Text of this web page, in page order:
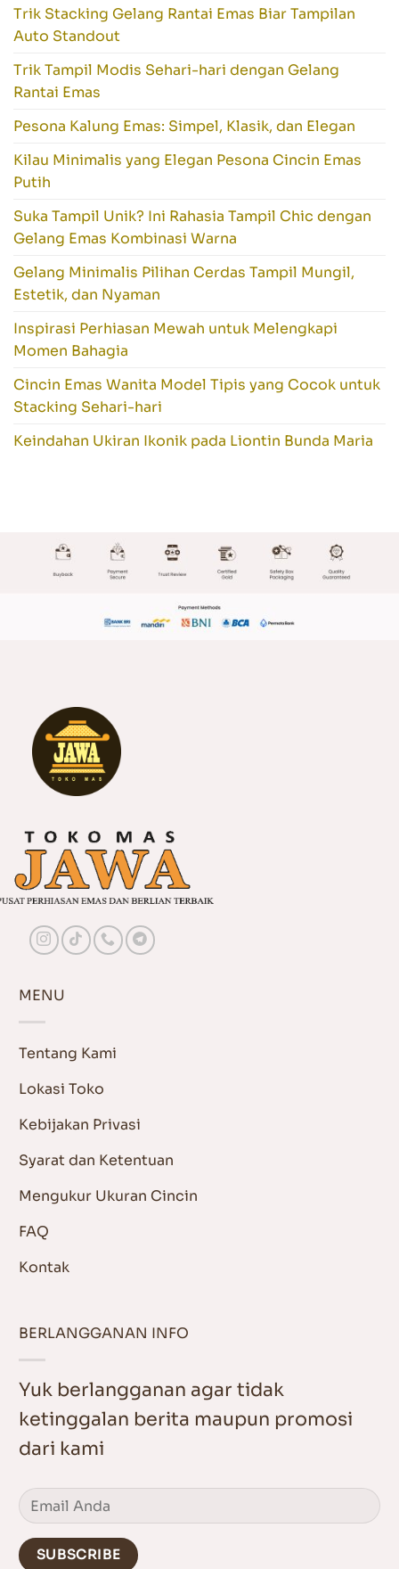
Trik Stacking Gelang Rantai Emas Biar Tampilan
Auto Standout
Trik Tampil Modis Sehari-hari dengan Gelang
Rantai Emas
Pesona Kalung Emas: Simpel, Klasik, dan Elegan
Kilau Minimalis yang Elegan Pesona Cincin Emas
Putih
Suka Tampil Unik? Ini Rahasia Tampil Chic dengan
Gelang Emas Kombinasi Warna
Gelang Minimalis Pilihan Cerdas Tampil Mungil,
Estetik, dan Nyaman
Inspirasi Perhiasan Mewah untuk Melengkapi
Momen Bahagia
Cincin Emas Wanita Model Tipis yang Cocok untuk
Stacking Sehari-hari
Keindahan Ukiran Ikonik pada Liontin Bunda Maria
MENU
Tentang Kami
Lokasi Toko
Kebijakan Privasi
Syarat dan Ketentuan
Mengukur Ukuran Cincin
FAQ
Kontak
BERLANGGANAN INFO
Yuk berlangganan agar tidak
ketinggalan berita maupun promosi
dari kami